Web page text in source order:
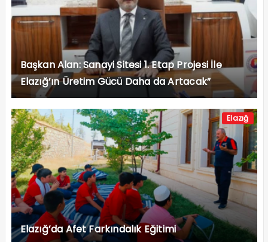
Başkan Alan: Sanayi Sitesi 1. Etap Projesi İle
Elazığ’ın Üretim Gücü Daha da Artacak”
Elazığ
Elazığ’da Afet Farkındalık Eğitimi